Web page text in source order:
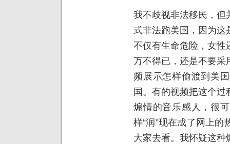
我不歧视非法移民，但
式非法跑美国，因为这
不仅有生命危险，女性
万不得已，还是不要采
频展示怎样偷渡到美
国。有的视频把这个
煽情的音乐感人，很
样“润”现在成了网上
大家去看。我怀疑这